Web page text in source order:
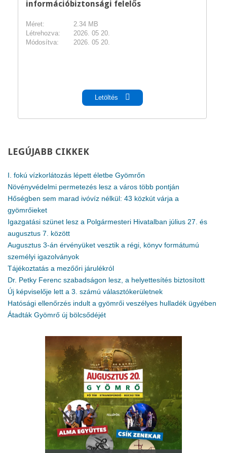
információbiztonsági felelős
Méret:
2.34 MB
Létrehozva:
2026. 05 20.
Módosítva:
2026. 05 20.
Letöltés
LEGÚJABB CIKKEK
I. fokú vízkorlátozás lépett életbe Gyömrőn
Növényvédelmi permetezés lesz a város több pontján
Hőségben sem marad ivóvíz nélkül: 43 közkút várja a
gyömrőieket
Igazgatási szünet lesz a Polgármesteri Hivatalban július 27. és
augusztus 7. között
Augusztus 3-án érvényüket vesztik a régi, könyv formátumú
személyi igazolványok
Tájékoztatás a mezőőri járulékról
Dr. Petky Ferenc szabadságon lesz, a helyettesítés biztosított
Új képviselője lett a 3. számú választókerületnek
Hatósági ellenőrzés indult a gyömrői veszélyes hulladék ügyében
Átadták Gyömrő új bölcsődéjét